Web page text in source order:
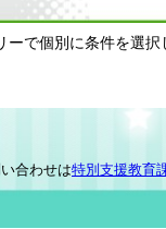
で個別に条件を選択
合わせは特別支援教育